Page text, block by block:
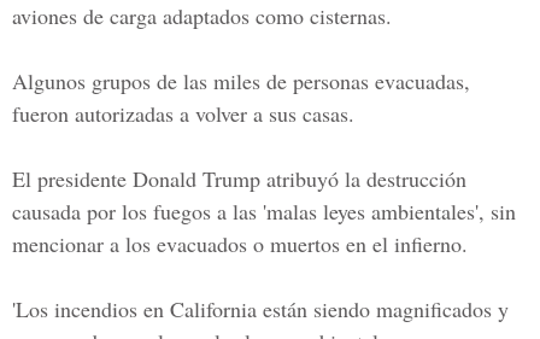
aviones de carga adaptados como cisternas.
Algunos grupos de las miles de personas evacuadas,
fueron autorizadas a volver a sus casas.
El presidente Donald Trump atribuyó la destrucción
causada por los fuegos a las 'malas leyes ambientales', sin
mencionar a los evacuados o muertos en el infierno.
'Los incendios en California están siendo magnificados y